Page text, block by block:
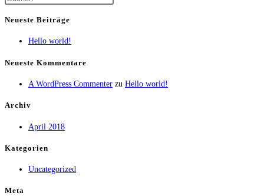
Neueste Beiträge
Hello world!
Neueste Kommentare
A WordPress Commenter zu Hello world!
Archiv
April 2018
Kategorien
Uncategorized
Meta